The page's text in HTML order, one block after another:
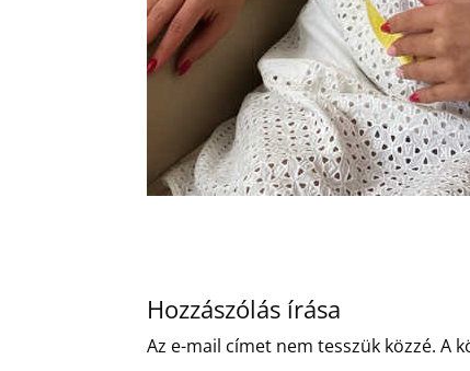
Hozzászólás írása
Az e-mail címet nem tesszük közzé. A